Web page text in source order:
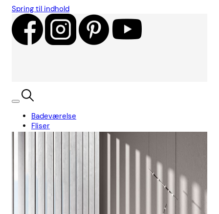
Spring til indhold
Badeværelse
Fliser
Kundecases